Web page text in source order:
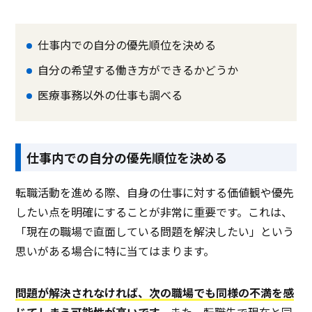
仕事内での自分の優先順位を決める
自分の希望する働き方ができるかどうか
医療事務以外の仕事も調べる
仕事内での自分の優先順位を決める
転職活動を進める際、自身の仕事に対する価値観や優先
したい点を明確にすることが非常に重要です。これは、
「現在の職場で直面している問題を解決したい」という
思いがある場合に特に当てはまります。
問題が解決されなければ、次の職場でも同様の不満を感